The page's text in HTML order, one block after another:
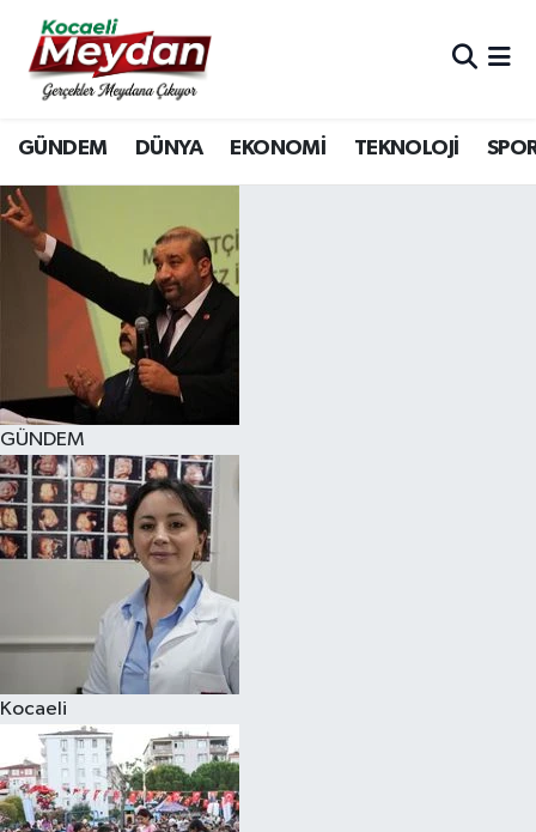
GÜNDEM DÜNYA EKONOMİ TEKNOLOJİ
GÜNDEM
Kocaeli
Nöbetçi Eczaneler
Hava Durumu
Trafik Durumu
Süper Lig Puan Durumu ve Fikstür
Tüm Manşetler
Son Dakika Haberleri
Haber Arşivi